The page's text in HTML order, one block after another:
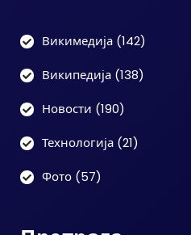
Викимедија (142)
Википедија (138)
Новости (190)
Технологија (21)
Фото (57)